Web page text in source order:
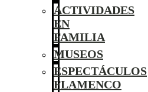
ACTIVIDADES
EN
FAMILIA
MUSEOS
ESPECTÁCULOS
FLAMENCO